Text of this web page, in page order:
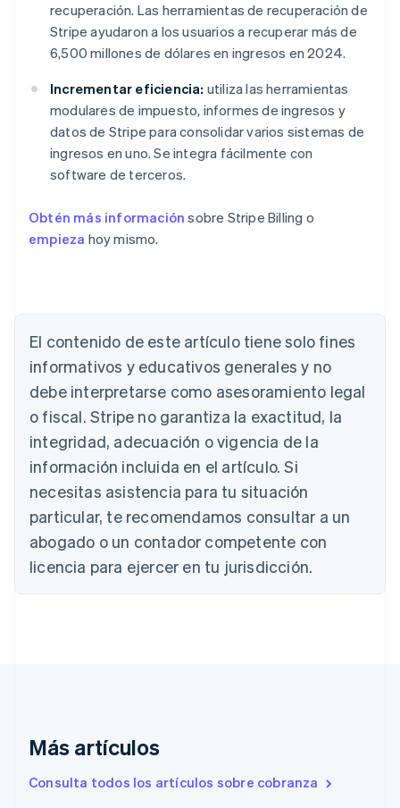
recuperación. Las herramientas de recuperación de
Stripe ayudaron a los usuarios a recuperar más de
6,500 millones de dólares en ingresos en 2024.
Incrementar eficiencia: utiliza las herramientas
modulares de impuesto, informes de ingresos y
datos de Stripe para consolidar varios sistemas de
ingresos en uno. Se integra fácilmente con
software de terceros.
Obtén más información sobre Stripe Billing o
empieza hoy mismo.
El contenido de este artículo tiene solo fines
informativos y educativos generales y no
debe interpretarse como asesoramiento legal
o fiscal. Stripe no garantiza la exactitud, la
integridad, adecuación o vigencia de la
información incluida en el artículo. Si
necesitas asistencia para tu situación
particular, te recomendamos consultar a un
abogado o un contador competente con
licencia para ejercer en tu jurisdicción.
Más artículos
Consulta todos los artículos sobre cobranza
Alemania
Australia
English
Austria
Deutsch English
Bélgica
NederlandsFrançaisDeutschEnglish
Português English
Bulgaria
English
Canadá
EnglishFrançais
English
Emiratos Árabes Unidos